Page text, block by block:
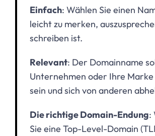
Einfach: Wählen Sie einen
leicht zu merken,
schreiben ist.
Relevant: Der Domainname
Unternehmen oder Ihre
sein und sich von anderen
Die richtige Domain-Endung:
Sie eine Top-Level-Domain